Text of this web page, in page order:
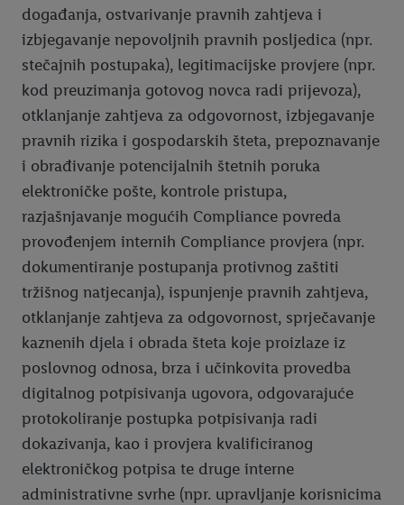
događanja, ostvarivanje pravnih zahtjeva i
izbjegavanje nepovoljnih pravnih posljedica (npr.
stečajnih postupaka), legitimacijske provjere (npr.
kod preuzimanja gotovog novca radi prijevoza),
otklanjanje zahtjeva za odgovornost, izbjegavanje
pravnih rizika i gospodarskih šteta, prepoznavanje
i obrađivanje potencijalnih štetnih poruka
elektroničke pošte, kontrole pristupa,
razjašnjavanje mogućih Compliance povreda
provođenjem internih Compliance provjera (npr.
dokumentiranje postupanja protivnog zaštiti
tržišnog natjecanja), ispunjenje pravnih zahtjeva,
otklanjanje zahtjeva za odgovornost, sprječavanje
kaznenih djela i obrada šteta koje proizlaze iz
poslovnog odnosa, brza i učinkovita provedba
digitalnog potpisivanja ugovora, odgovarajuće
protokoliranje postupka potpisivanja radi
dokazivanja, kao i provjera kvalificiranog
elektroničkog potpisa te druge interne
administrativne svrhe (npr. upravljanje korisnicima